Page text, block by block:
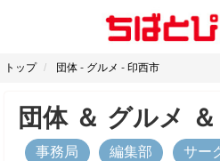
トップ 団体 - グルメ - 印西市
団体＆ グルメ ＆
事務局 編集部 サー